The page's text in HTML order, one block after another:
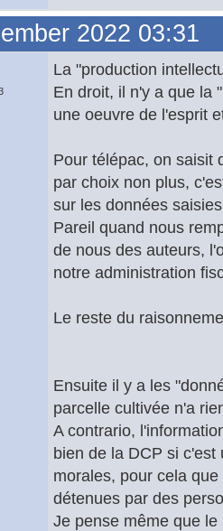
2022 03:31
La "production
En droit, il n'y a que la
une oeuvre de l'esprit
Pour télépac, on saisit
par choix non plus,
sur les données
Pareil quand nous
de nous des auteurs,
notre administration
Le reste du
Ensuite il y a les
parcelle cultivée n'a
A contrario,
bien de la DCP si
morales, pour cela
détenues par des
Je pense même que